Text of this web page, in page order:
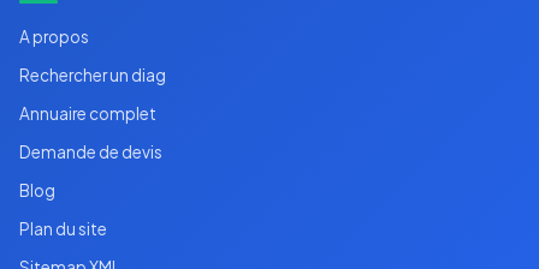
A propos
Rechercher un diag
Annuaire complet
Demande de devis
Blog
Plan du site